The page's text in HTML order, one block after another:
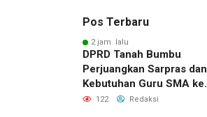
Pos Terbaru
2 jam lalu
DPRD Tanah Bumbu
Perjuangkan Sarpras dan
Kebutuhan Guru SMA ke
Pemprov Kalsel
122 Redaksi